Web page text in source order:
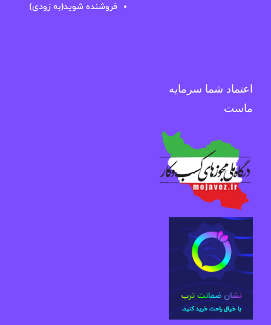
فروشنده شوید(به زودی)
اعتماد شما سرمایه
ماست